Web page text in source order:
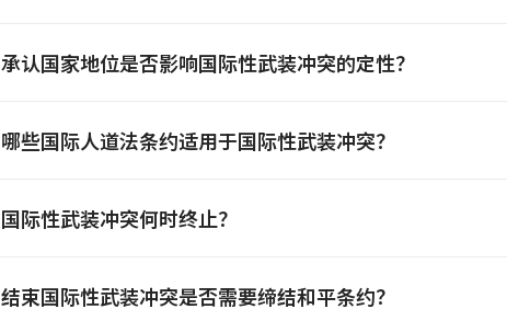
承认国家地位是否影响国际性武装冲突的定性？
哪些国际人道法条约适用于国际性武装冲突？
国际性武装冲突何时终止？
结束国际性武装冲突是否需要缔结和平条约？